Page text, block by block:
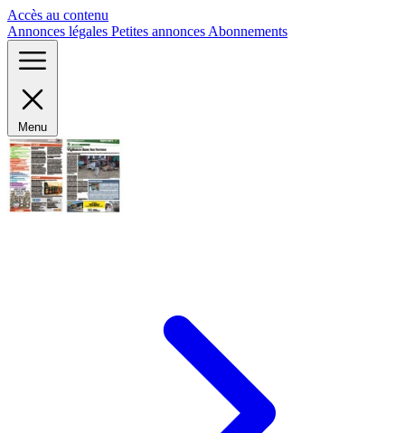
Accès au contenu
Annonces légales Petites annonces Abonnements
Menu
Panneau de gestion des cookies